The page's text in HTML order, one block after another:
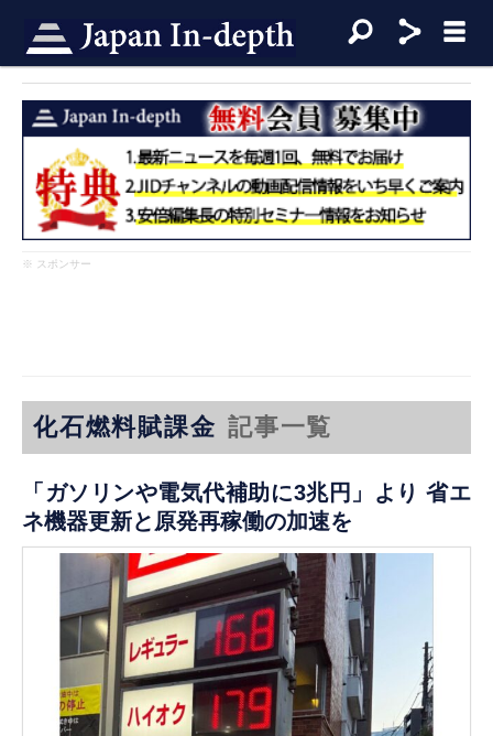
※ スポンサー
化石燃料賦課金 記事一覧
「ガソリンや電気代補助に3兆円」より 省エ
ネ機器更新と原発再稼働の加速を